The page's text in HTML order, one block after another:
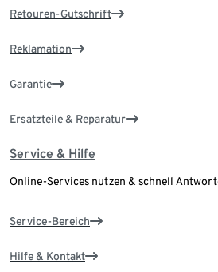
Retouren-Gutschrift
Reklamation
Garantie
Ersatzteile & Reparatur
Service & Hilfe
Online-Services nutzen & schnell
Service-Bereich
Hilfe & Kontakt